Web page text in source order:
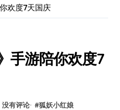
欢度7天国庆
手游陪你欢度7
没有评论 #狐妖小红娘